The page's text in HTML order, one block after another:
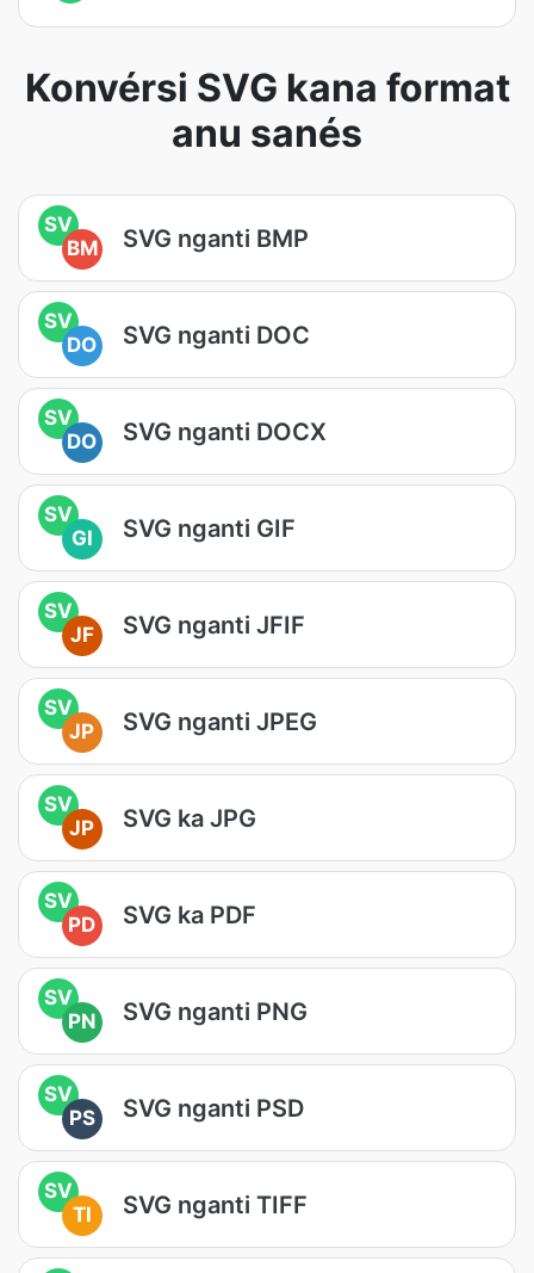
Konvérsi SVG kana format
anu sanés
SV
BM
SVG nganti BMP
SV
DO
SVG nganti DOC
SV
DO
SVG nganti DOCX
SV
GI
SVG nganti GIF
SV
JF
SVG nganti JFIF
SV
JP
SVG nganti JPEG
SV
JP
SVG ka JPG
SV
PD
SVG ka PDF
SV
PN
SVG nganti PNG
SV
PS
SVG nganti PSD
SV
TI
SVG nganti TIFF